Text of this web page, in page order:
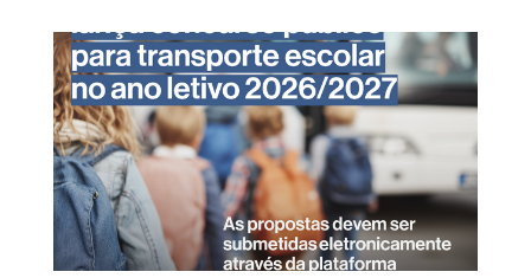
Município de Guimarães lança concurso